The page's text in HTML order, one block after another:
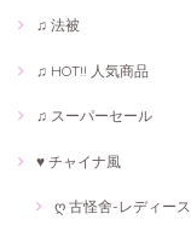
♫ 法被
♫ HOT!! 人気商品
♫ スーパーセール
♥ チャイナ風
ღ 古怪舍-レディース